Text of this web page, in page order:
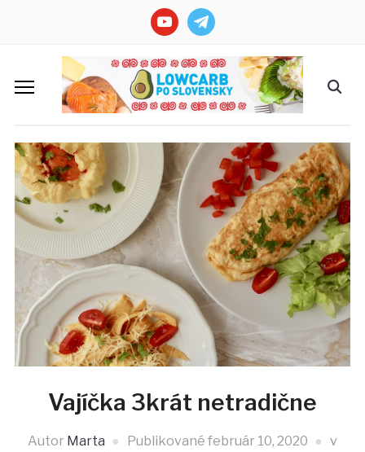
youtubetelegram
Vajíčka 3krát netradične
Autor Marta Publikované február 10, 2020
v